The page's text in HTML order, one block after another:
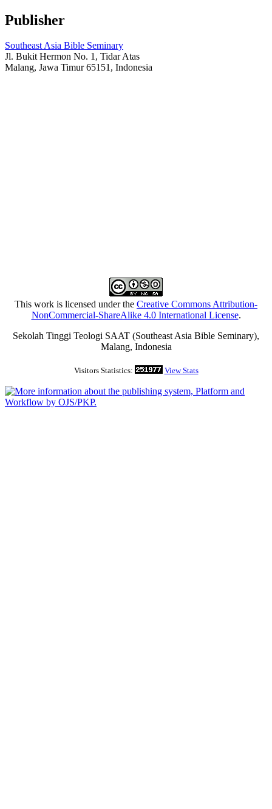
Publisher
Southeast Asia Bible Seminary
Jl. Bukit Hermon No. 1, Tidar Atas
Malang, Jawa Timur 65151, Indonesia
This work is licensed under the Creative Commons Attribution-
NonCommercial-ShareAlike 4.0 International License.
Sekolah Tinggi Teologi SAAT (Southeast Asia Bible Seminary),
Malang, Indonesia
Visitors Statistics: View Stats